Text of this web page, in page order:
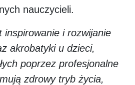
nauczycieli.
inspirowanie i rozwijanie
akrobatyki u dzieci,
poprzez profesjonalne
zdrowy tryb życia,